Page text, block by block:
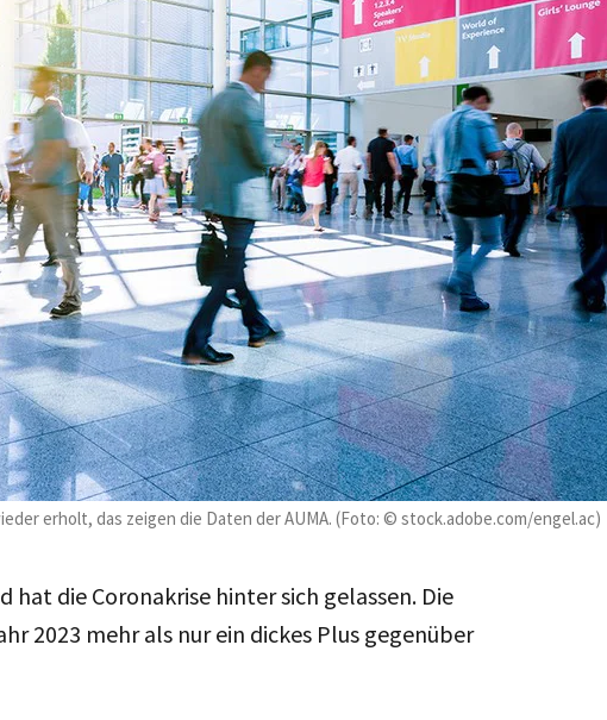
erholt, das zeigen die Daten der AUMA. (Foto: © stock.adobe.com/engel.ac)
hat die Coronakrise hinter sich gelassen. Die
2023 mehr als nur ein dickes Plus gegenüber